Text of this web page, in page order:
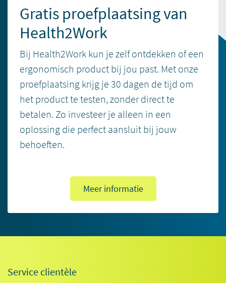
Gratis proefplaatsing van
Health2Work
Bij Health2Work kun je zelf ontdekken of een
ergonomisch product bij jou past. Met onze
proefplaatsing krijg je 30 dagen de tijd om
het product te testen, zonder direct te
betalen. Zo investeer je alleen in een
oplossing die perfect aansluit bij jouw
behoeften.
Meer informatie
Service clientèle